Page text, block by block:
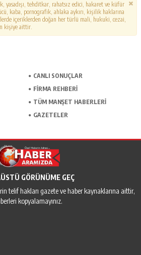
yasadışı, tehditkar, rahatsız edici, hakaret ve küfür
kaba, pornografik, ahlaka aykırı, kişilik haklarına
içeriklerden doğan her türlü mali, hukuki, cezai,
kişiye aittir.
CANLI SONUÇLAR
FİRMA REHBERİ
TÜM MANŞET HABERLERİ
GAZETELER
GÖRÜNÜME GEÇ
telif hakları gazete ve haber kaynaklarına aittir,
kopyalamayınız.